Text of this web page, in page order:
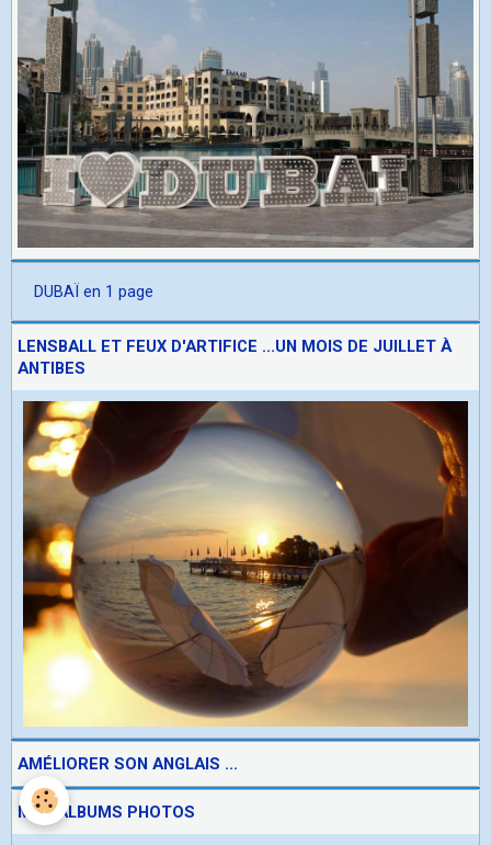
DUBAÏ en 1 page
LENSBALL ET FEUX D'ARTIFICE ...UN MOIS DE JUILLET À
ANTIBES
AMÉLIORER SON ANGLAIS ...
MES ALBUMS PHOTOS